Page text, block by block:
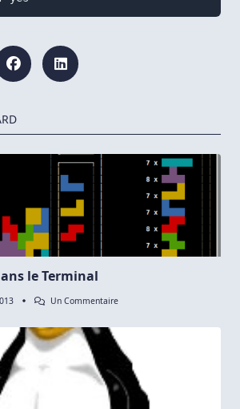
le Terminal
Un CommentaireSur
Dans
Le
Terminal